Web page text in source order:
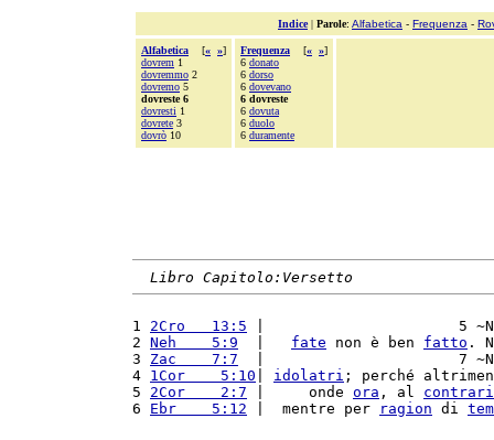
Indice| Parole: Alfabetica - Frequenza -
Alfabetica [« »]
dovrem 1
dovremmo 2
dovremo 5
dovreste 6
dovresti 1
dovrete 3
dovrò 10
Frequenza [« »]
6 donato
6 dorso
6 dovevano
6 dovreste
6 dovuta
6 duolo
6 duramente
Libro Capitolo:Versetto
1 2Cro   13:5 |                      5
2 Neh    5:9 fate non è ben fatto .
3 Zac    7:7
|                      7
4 1Cor    5:10 idolatri ; perché
5 2Cor    2:7 |     onde ora , al
6 Ebr    5:12 |  mentre per ragion di